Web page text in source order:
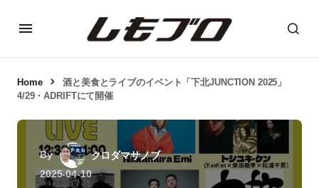
Home
酒と美食とライブのイベント「下北JUNCTION 2025」
4/29・ADRIFTにて開催
By
クロダマサノブ
2025-04-10